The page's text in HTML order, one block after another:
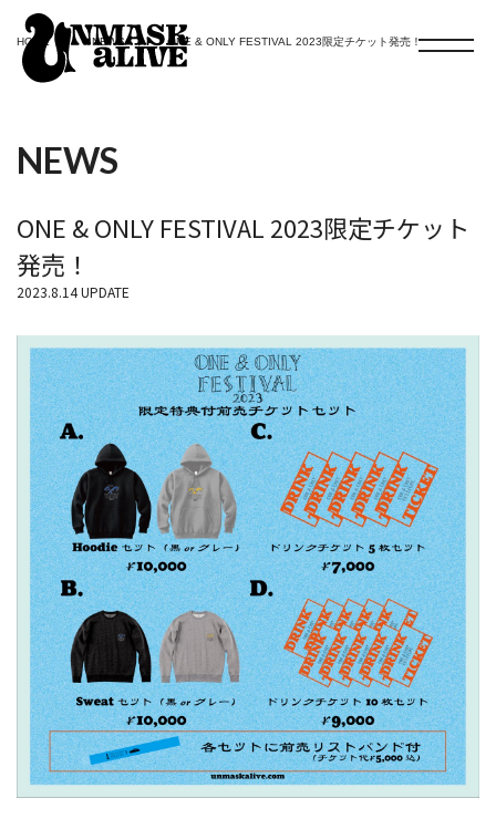
HOME NEWS ONE & ONLY FESTIVAL 2023限定チケット発売！
NEWS
ONE & ONLY FESTIVAL 2023限定チケット
発売！
2023.8.14 UPDATE